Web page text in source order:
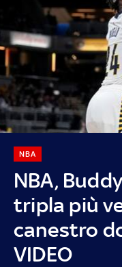
NBA,
tripla più
canestro
VIDEO
NBA